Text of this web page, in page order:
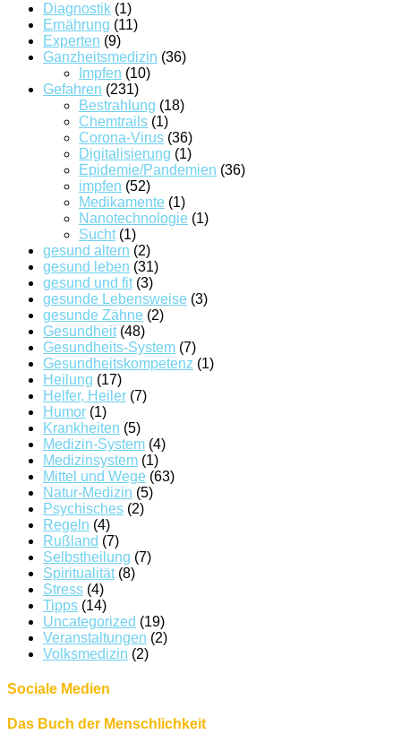
Diagnostik (1)
Ernährung (11)
Experten (9)
Ganzheitsmedizin (36)
Impfen (10)
Gefahren (231)
Bestrahlung (18)
Chemtrails (1)
Corona-Virus (36)
Digitalisierung (1)
Epidemie/Pandemien (36)
impfen (52)
Medikamente (1)
Nanotechnologie (1)
Sucht(1)
gesund altern (2)
gesund leben (31)
gesund und fit(3)
gesunde Lebensweise (3)
gesunde Zähne (2)
Gesundheit(48)
Gesundheits-System (7)
Gesundheitskompetenz (1)
Heilung (17)
Helfer, Heiler (7)
Humor (1)
Krankheiten (5)
Medizin-System (4)
Medizinsystem (1)
Mittel und Wege (63)
Natur-Medizin (5)
Psychisches (2)
Regeln (4)
Rußland (7)
Selbstheilung (7)
Spiritualität(8)
Stress (4)
Tipps (14)
Uncategorized (19)
Veranstaltungen (2)
Volksmedizin (2)
Sociale Medien
Das Buch der Menschlichkeit